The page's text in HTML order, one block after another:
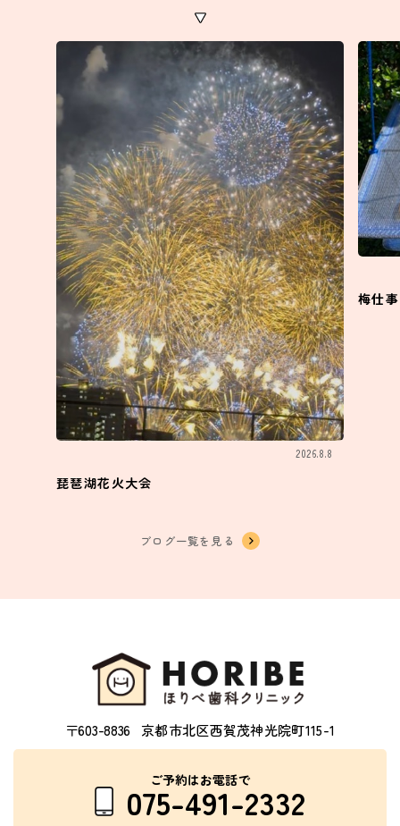
2026.8.8
琵琶湖花火大会
梅仕事
ブログ一覧を見る
〒603-8836 京都市北区西賀茂神光院町115-1
ご予約はお電話で
075-491-2332